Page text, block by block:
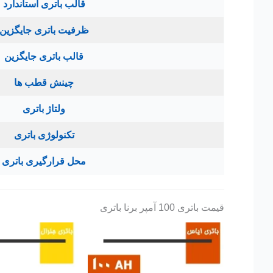
قالب باتری استاندارد
ظرفیت باتری
قالب باتری جایگزین
چینش قطب ها
ولتاژ باتری
تکنولوژی باتری
محل قرارگیری باتری
قیمت باتری 100 آمپر برنا باتری